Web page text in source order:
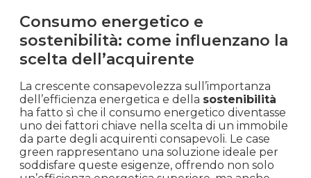
Lecase greenconsentono di ridurre
significativamente il consumo energetico, il che si
traduce in bollette più basse per l’energia
Questo non solo comporta un risparmio di
denaro a lungo termine, ma anche un maggiore
comfort nell’abitare l’immobile. Grazie a una
migliore isolazione termica e a una gestione più
efficiente degli impianti di riscaldamento e
raffreddamento, lecase greenmantengono
temperature più costanti all’interno dell’edificio,